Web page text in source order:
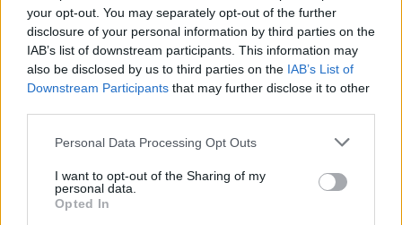
your opt-out. You may separately opt-out of the further
disclosure of your personal information by third parties on the
IAB’s list of downstream participants. This information may
also be disclosed by us to third parties on the IAB’s List of
Downstream Participants that may further disclose it to other
Please note that this website/app uses one or more Google
not limited to your visit or usage behaviour. You may click to
grant or deny consent to Google and its third-party tags to
use your data for below specified purposes in below Google
Personal Data Processing Opt Outs
I want to opt-out of the Sharing of my
personal data.
Opted In
Ez a csoport valószínűleg sokkal nagyobb lenne, ha lenne állami